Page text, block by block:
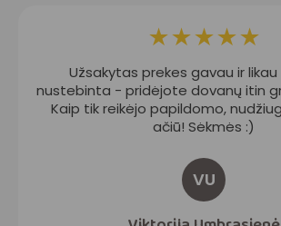
★★★★★
Užsakytas prekes gavau ir
nustebinta - pridėjote dovanų itin
Kaip tik reikėjo papildomo,
ačiū! Sėkmės :)
VU